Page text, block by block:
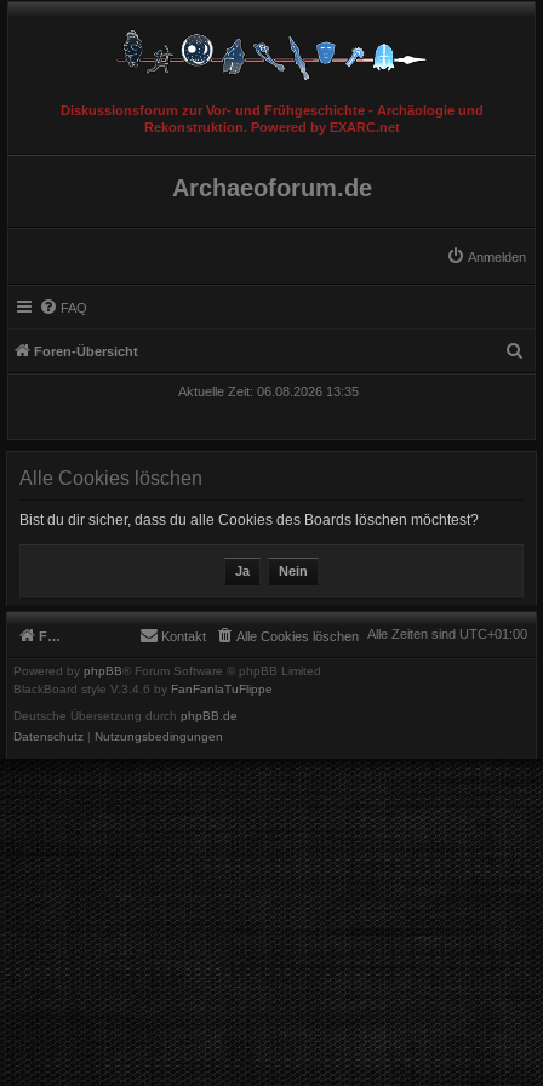
Diskussionsforum zur Vor- und Frühgeschichte - Archäologie und
Rekonstruktion. Powered by EXARC.net
Archaeoforum.de
Anmelden
FAQ
Foren-Übersicht
Aktuelle Zeit: 06.08.2026 13:35
Alle Cookies löschen
Bist du dir sicher, dass du alle Cookies des Boards löschen möchtest?
Foren-Übersicht Alle Zeiten sind UTC+01:00
Alle Cookies löschen
Kontakt
Powered by phpBB® Forum Software © phpBB Limited
BlackBoard style V.3.4.6 by FanFanlaTuFlippe
Deutsche Übersetzung durch phpBB.de
Datenschutz | Nutzungsbedingungen